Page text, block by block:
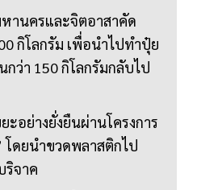
านครและจิตอาสาคัด
กิโลกรัม เพื่อนำไปทำปุ๋ย
ว่า 150 กิโลกรัมกลับไป
ะอย่างยั่งยืนผ่านโครงการ
โดยนำขวดพลาสติกไป
ริจาค